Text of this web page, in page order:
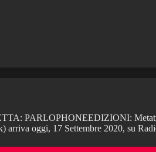
PARLOPHONEEDIZIONI:
oggi, 17 Settembre 2020, su